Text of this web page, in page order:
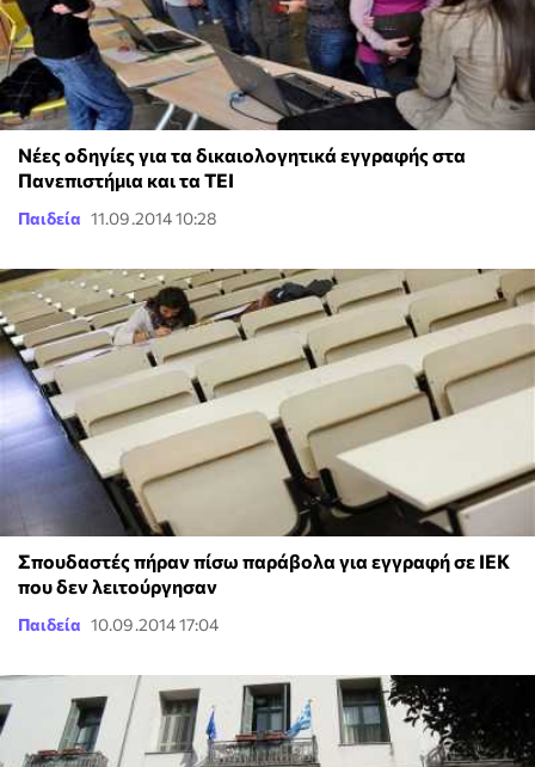
Νέες οδηγίες για τα δικαιολογητικά εγγραφής στα
Πανεπιστήμια και τα ΤΕΙ
Παιδεία 11.09.2014 10:28
Σπουδαστές πήραν πίσω παράβολα για εγγραφή σε ΙΕΚ
που δεν λειτούργησαν
Παιδεία 10.09.2014 17:04